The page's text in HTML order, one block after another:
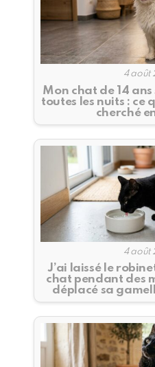
4 août
Mon chat de 14 ans
toutes les nuits : ce
cherché
4 août
J’ai laissé le
chat pendant des
déplacé sa